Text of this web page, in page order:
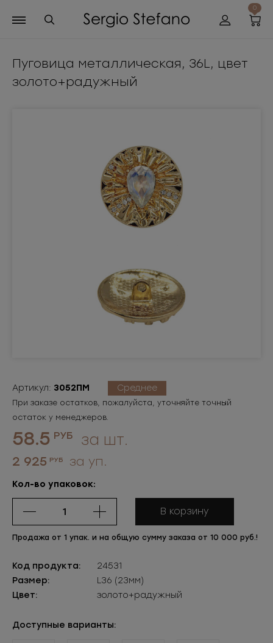
0
Пуговица металлическая, 36L, цвет
золото+радужный
Артикул: 3052ПМ Среднее
При заказе остатков, пожалуйста, уточняйте точный
остаток у менеджеров.
58.5 РУБ за шт.
2 925 РУБ за уп.
Кол-во упаковок:
В корзину
Продажа от 1 упак. и на общую сумму заказа от 10 000 руб.!
Код продукта:
24531
Размер:
L36 (23мм)
Цвет:
золото+радужный
Доступные варианты: